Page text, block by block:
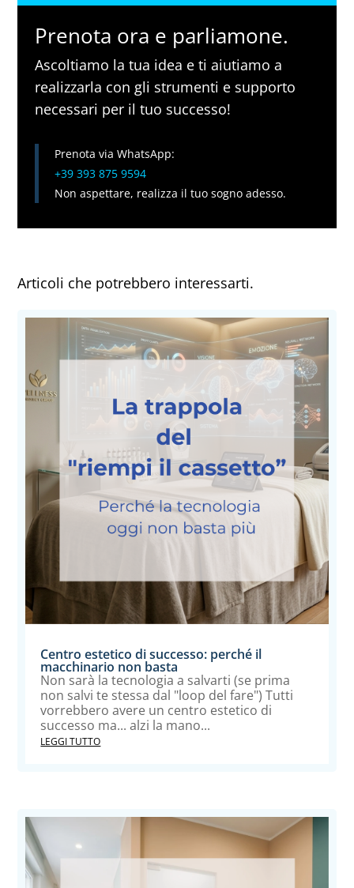
Prenota ora e parliamone.
Ascoltiamo la tua idea e ti aiutiamo a
realizzarla con gli strumenti e supporto
necessari per il tuo successo!
Prenota via WhatsApp:
+39 393 875 9594
Non aspettare, realizza il tuo sogno adesso.
Articoli che potrebbero interessarti.
Centro estetico di successo: perché il
macchinario non basta
Non sarà la tecnologia a salvarti (se prima
non salvi te stessa dal "loop del fare") Tutti
vorrebbero avere un centro estetico di
successo ma... alzi la mano...
LEGGI TUTTO